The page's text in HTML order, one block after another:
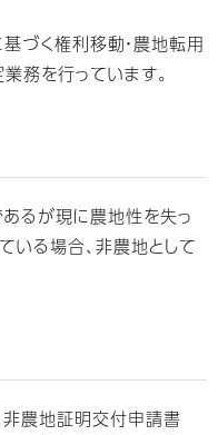
づく権利移動・農地転用
務を行っています。
るが現に農地性を失っ
いる場合、非農地として
農地証明交付申請書